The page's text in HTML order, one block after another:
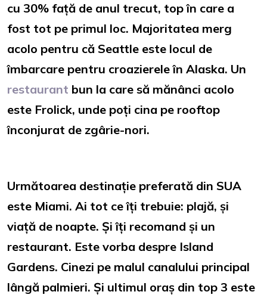
cu 30% față de anul trecut, top în care a
fost tot pe primul loc. Majoritatea merg
acolo pentru că Seattle este locul de
îmbarcare pentru croazierele în Alaska. Un
restaurant bun la care să mănânci acolo
este Frolick, unde poți cina pe rooftop
înconjurat de zgârie-nori.
Următoarea destinație preferată din SUA
este Miami. Ai tot ce îți trebuie: plajă, și
viață de noapte. Și îți recomand și un
restaurant. Este vorba despre Island
Gardens. Cinezi pe malul canalului principal
lângă palmieri. Și ultimul oraș din top 3 este